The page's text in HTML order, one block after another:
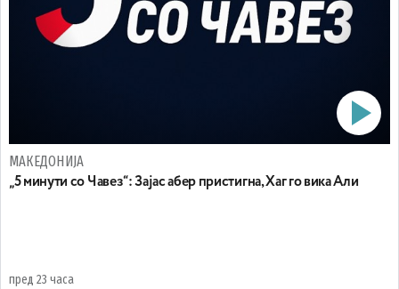
МАКЕДОНИЈА
„5 минути со Чавез“: Зајас абер пристигна, Хаг го вика Али
пред 23 часа